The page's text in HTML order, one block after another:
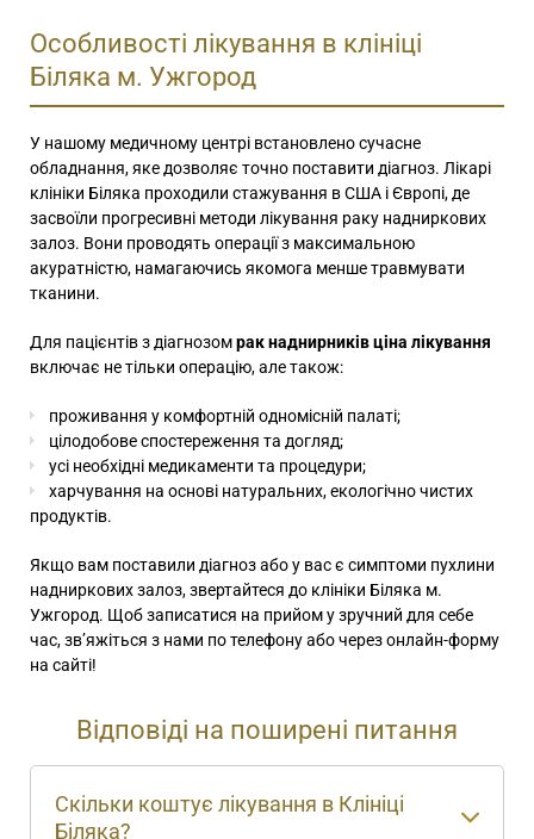
Особливості лікування в клініці
Біляка м. Ужгород
У нашому медичному центрі встановлено сучасне
обладнання, яке дозволяє точно поставити діагноз. Лікарі
клініки Біляка проходили стажування в США і Європі, де
засвоїли прогресивні методи лікування раку надниркових
залоз. Вони проводять операції з максимальною
акуратністю, намагаючись якомога менше травмувати
тканини.
Для пацієнтів з діагнозомрак наднирників ціна лікування
включає не тільки операцію, але також:
проживання у комфортній одномісній палаті;
цілодобове спостереження та догляд;
усі необхідні медикаменти та процедури;
харчування на основі натуральних, екологічно чистих
продуктів.
Якщо вам поставили діагноз або у вас є симптоми пухлини
надниркових залоз, звертайтеся до клініки Біляка м.
Ужгород. Щоб записатися на прийом у зручний для себе
час, зв’яжіться з нами по телефону або через онлайн-форму
на сайті!
Відповіді на поширені питання
Скільки коштує лікування в Клініці
Біляка?